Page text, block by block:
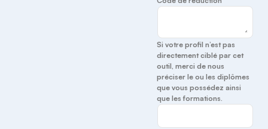
Si votre profil n’est pas
directement ciblé par cet
outil, merci de nous
préciser le ou les diplômes
que vous possédez ainsi
que les formations.